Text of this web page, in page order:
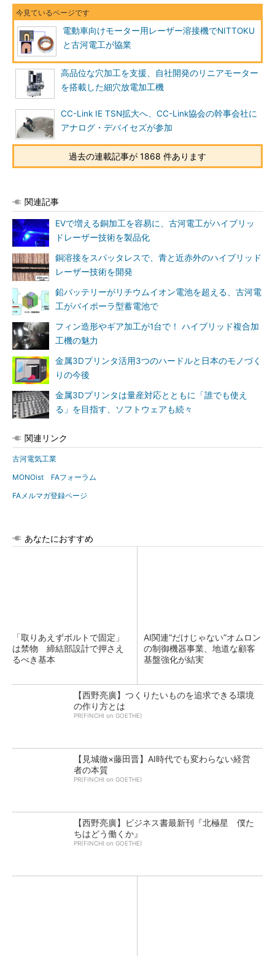
電動車向けモーター用レーザー溶接機でNITTOKU
と古河電工が協業
高品位な穴加工を支援、自社開発のリニアモーター
を搭載した細穴放電加工機
CC-Link IE TSN拡大へ、CC-Link協会の幹事会社に
アナログ・デバイセズが参加
過去の連載記事が 1868 件あります
関連記事
EVで増える銅加工を容易に、古河電工がハイブリッ
ドレーザー技術を製品化
銅溶接をスパッタレスで、青と近赤外のハイブリッド
レーザー技術を開発
鉛バッテリーがリチウムイオン電池を超える、古河電
工がバイポーラ型蓄電池で
フィン造形やギア加工が1台で！ ハイブリッド複合加
工機の魅力
金属3Dプリンタ活用3つのハードルと日本のモノづく
りの今後
金属3Dプリンタは量産対応とともに「誰でも使え
る」を目指す、ソフトウェアも続々
関連リンク
古河電気工業
MONOist FAフォーラム
FAメルマガ登録ページ
あなたにおすすめ
「取りあえずボルトで固定」
は禁物 締結部設計で押さえ
るべき基本
AI関連“だけじゃない”オムロン
の制御機器事業、地道な顧客
基盤強化が結実
【西野亮廣】つくりたいものを追求できる環境
の作り方とは
PR(FINCHI on GOETHE)
【見城徹×藤田晋】AI時代でも変わらない経営
者の本質
PR(FINCHI on GOETHE)
【西野亮廣】ビジネス書最新刊『北極星 僕た
ちはどう働くか』
PR(FINCHI on GOETHE)